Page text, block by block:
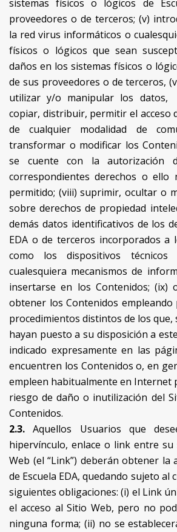
sistemas físicos o lógicos de
proveedores o de terceros; (v)
la red virus informáticos o
físicos o lógicos que sean
daños en los sistemas físicos o
de sus proveedores o de terceros,
utilizar y/o manipular los
copiar, distribuir, permitir el acceso
de cualquier modalidad de
transformar o modificar los
se cuente con la autorización
correspondientes derechos o ello
permitido; (viii) suprimir, ocultar o
sobre derechos de propiedad
demás datos identificativos de los
EDA o de terceros incorporados a
como los dispositivos
cualesquiera mecanismos de
insertarse en los Contenidos; (ix)
obtener los Contenidos
procedimientos distintos de los que,
hayan puesto a su disposición a
indicado expresamente en las
encuentren los Contenidos o, en
empleen habitualmente en Internet
riesgo de daño o inutilización del
Contenidos.
2.3. Aquellos Usuarios que
hipervínculo, enlace o link entre
Web (el “Link”) deberán obtener la
de Escuela EDA, quedando sujeto al
siguientes obligaciones: (i) el Link
el acceso al Sitio Web, pero no
ninguna forma; (ii) no se